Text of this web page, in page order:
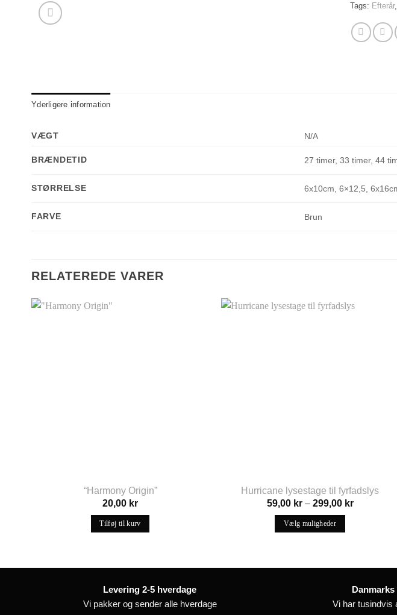
Tags: Efterår
Yderligere information
VÆGT N/A
BRÆNDETID 27 timer, 33 timer, 44
STØRRELSE 6x10cm, 6×12,5,
FARVE Brun
RELATEREDE VARER
“Harmony Origin”
20,00 kr
Tilføj til kurv
Hurricane lysestage til fyrfadslys
59,00 kr – 299,00 kr
Vælg muligheder
har
Mulighederne
Levering 2-5 hverdage
Vi pakker og sender alle hverdage
Vi har tusindvis